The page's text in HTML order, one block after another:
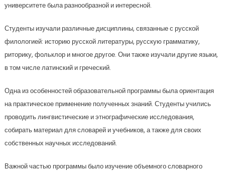
университете была разнообразной и интересной.
Студенты изучали различные дисциплины, связанные с русской
филологией: историю русской литературы, русскую грамматику,
риторику, фольклор и многое другое. Они также изучали другие языки,
в том числе латинский и греческий.
Одна из особенностей образовательной программы была ориентация
на практическое применение полученных знаний. Студенты учились
проводить лингвистические и этнографические исследования,
собирать материал для словарей и учебников, а также для своих
собственных научных исследований.
Важной частью программы было изучение объемного словарного